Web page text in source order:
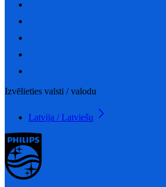
Izvēlieties valsti / valodu
Latvija / Latviešu